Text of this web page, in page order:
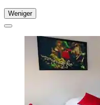
Weniger